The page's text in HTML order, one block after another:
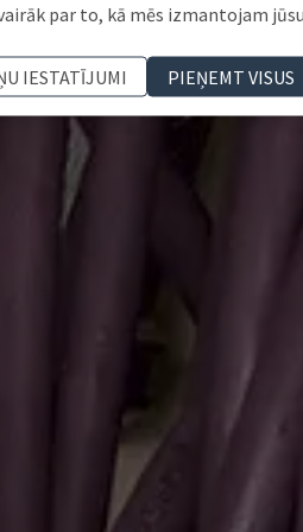
par to, kā mēs izmantojam
IESTATĪJUMI
PIEŅEMT VISUS